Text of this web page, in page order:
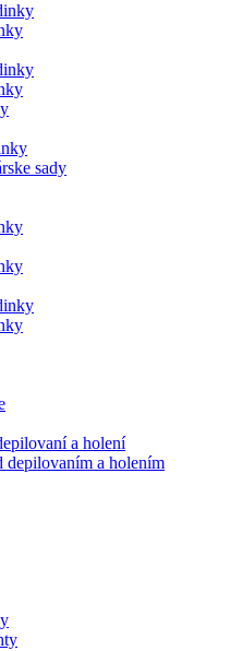
sady
a holení
depilovaním a holením